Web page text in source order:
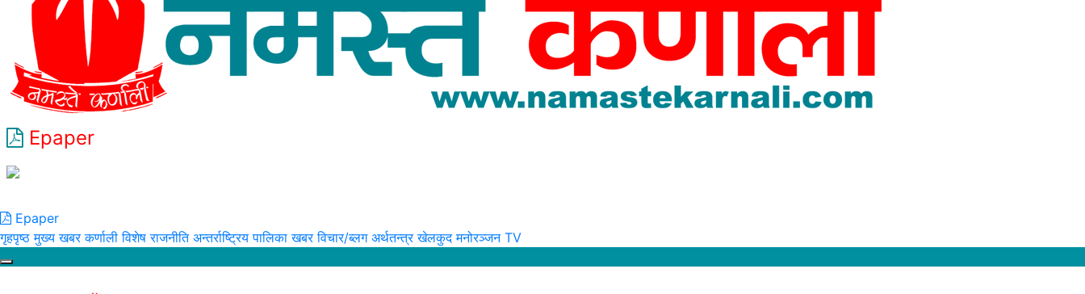
Epaper
Epaper
गृहपृष्ठ मुख्य खबर कर्णाली विशेष राजनीति अन्तर्राष्ट्रिय पालिका खबर विचार/ब्लग अर्थतन्त्र खेलकुद मनोरञ्जन TV